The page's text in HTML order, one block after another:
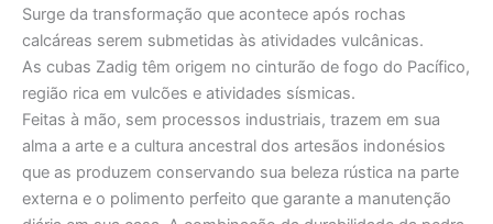
Surge da transformação que acontece após rochas
calcáreas serem submetidas às atividades vulcânicas.
As cubas Zadig têm origem no cinturão de fogo do Pacífico,
região rica em vulcões e atividades sísmicas.
Feitas à mão, sem processos industriais, trazem em sua
alma a arte e a cultura ancestral dos artesãos indonésios
que as produzem conservando sua beleza rústica na parte
externa e o polimento perfeito que garante a manutenção